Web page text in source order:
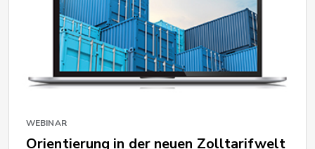
WEBINAR
Orientierung in der neuen Zolltarifwelt